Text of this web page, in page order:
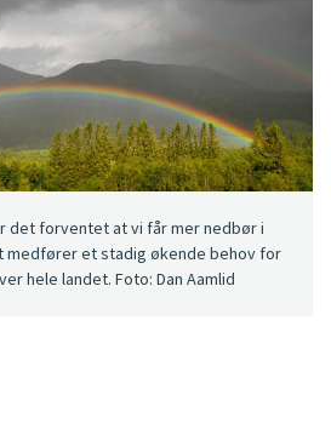
det forventet at vi får mer nedbør i
medfører et stadig økende behov for
hele landet. Foto: Dan Aamlid